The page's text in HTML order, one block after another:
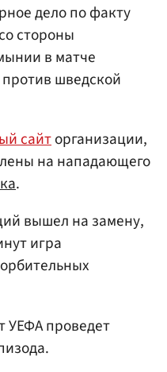
дело по факту
стороны
в матче
шведской
сайторганизации,
на нападающего
.
вышел на замену,
игра
УЕФА проведет